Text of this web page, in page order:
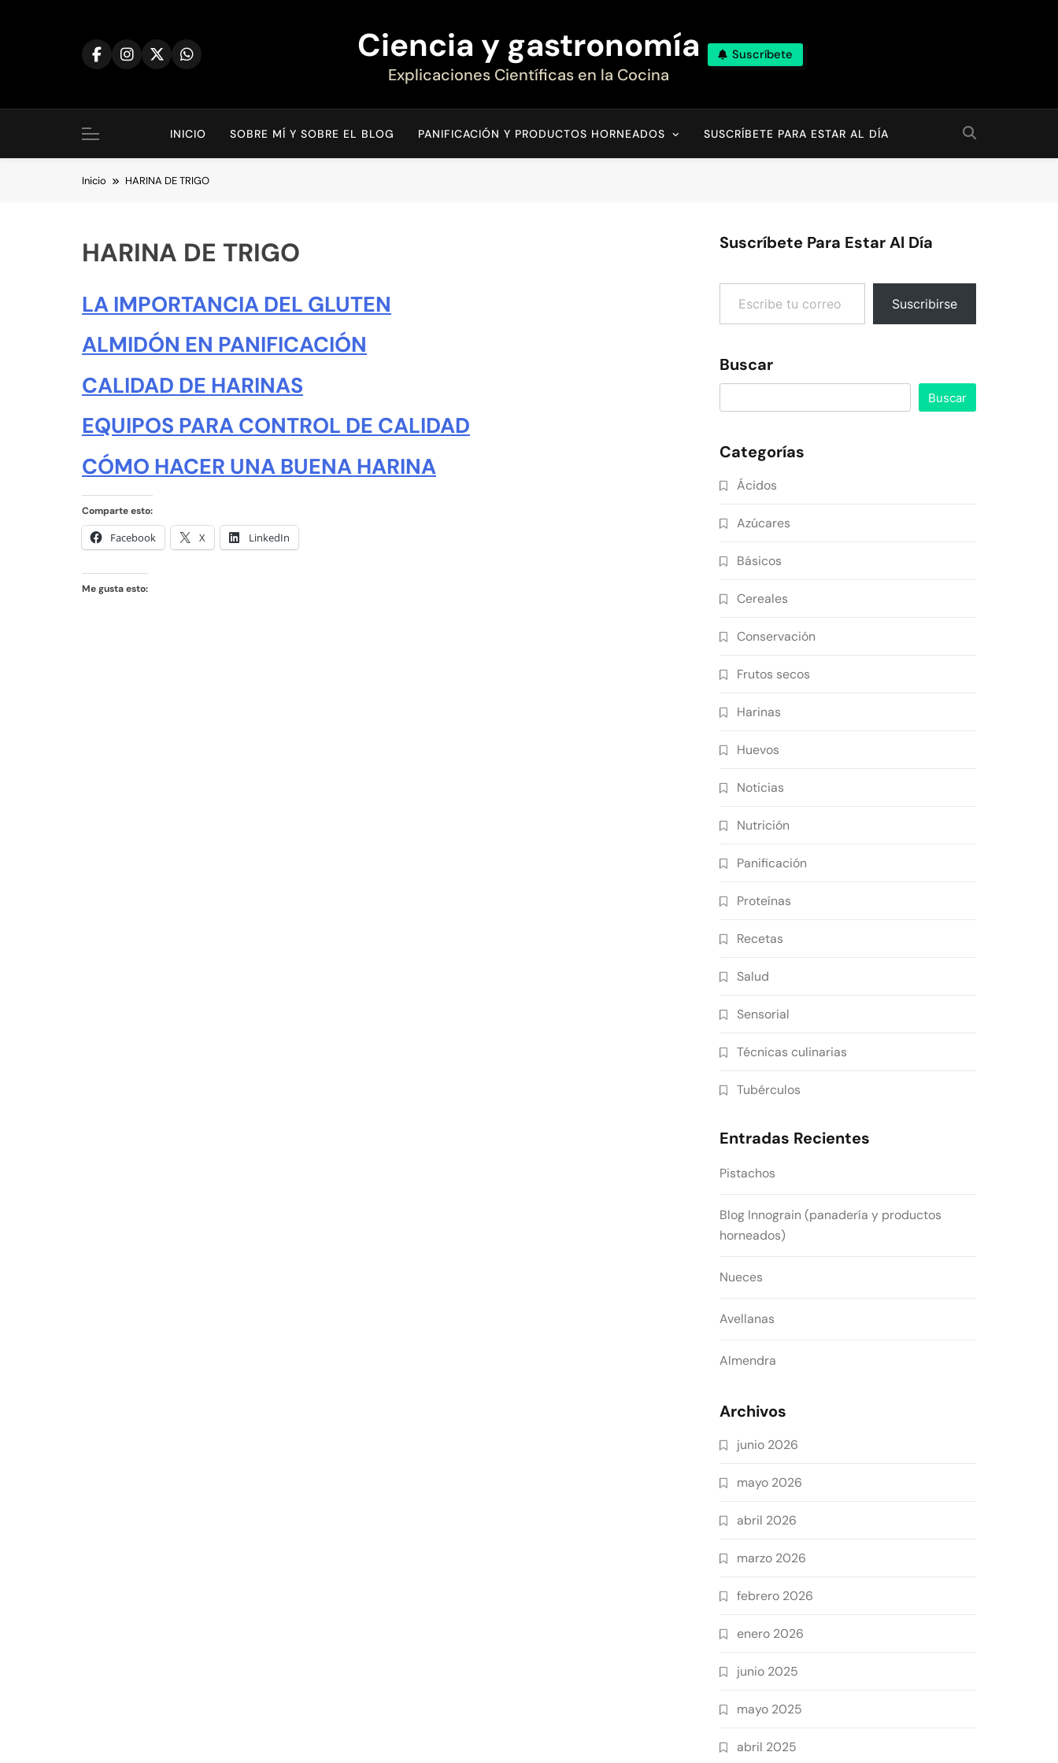
Ciencia y gastronomía
Explicaciones Científicas en la Cocina
Suscríbete
INICIO SOBRE MÍ Y SOBRE EL BLOG PANIFICACIÓN Y PRODUCTOS HORNEADOS SUSCRÍBETE PARA ESTAR AL DÍA
Inicio HARINA DE TRIGO
HARINA DE TRIGO
LA IMPORTANCIA DEL GLUTEN
ALMIDÓN EN PANIFICACIÓN
CALIDAD DE HARINAS
EQUIPOS PARA CONTROL DE CALIDAD
CÓMO HACER UNA BUENA HARINA
Comparte esto:
Facebook X LinkedIn
Me gusta esto:
Suscríbete Para Estar Al Día
Escribe tu correo electrónico…
Suscribirse
Buscar
Buscar
Categorías
Ácidos
Azúcares
Básicos
Cereales
Conservación
Frutos secos
Harinas
Huevos
Noticias
Nutrición
Panificación
Proteínas
Recetas
Salud
Sensorial
Técnicas culinarias
Tubérculos
Entradas Recientes
Pistachos
Blog Innograin (panadería y productos
horneados)
Nueces
Avellanas
Almendra
Archivos
junio 2026
mayo 2026
abril 2026
marzo 2026
febrero 2026
enero 2026
junio 2025
mayo 2025
abril 2025